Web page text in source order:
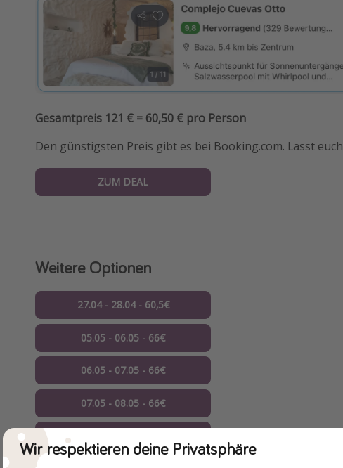
Gesamtpreis 121 € = 60,50 € pro Person
Den günstigsten Preis gibt es bei Booking.com. Lasst
ZUM DEAL
Weitere Optionen
27.04 - 28.04 - 60,5€
05.05 - 06.05 - 66€
06.05 - 07.05 - 66€
07.05 - 08.05 - 66€
Wir respektieren deine Privatsphäre